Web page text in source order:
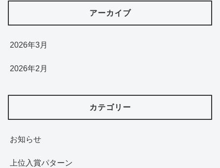
アーカイブ
2026年3月
2026年2月
カテゴリー
お知らせ
上位入賞パターン